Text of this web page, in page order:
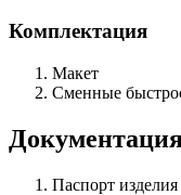
Комплектация
Макет
Сменные
Паспорт изделия